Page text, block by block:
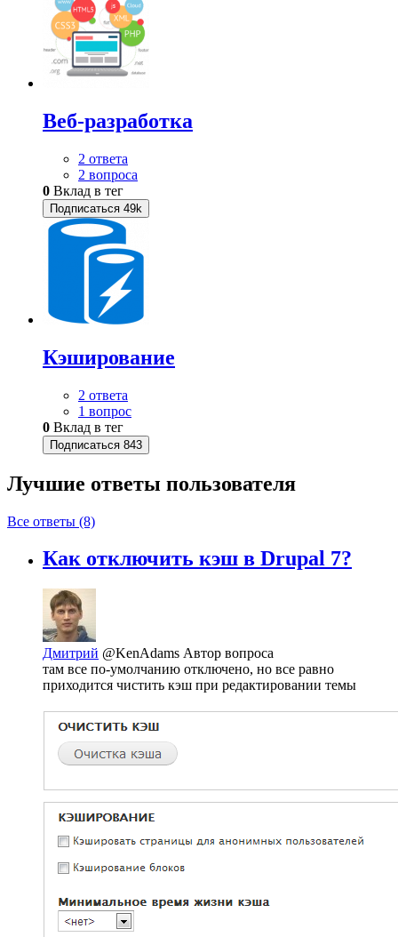
Веб-разработка
2 ответа
2 вопроса
0 Вклад в тег
Подписаться 49k
Кэширование
2 ответа
1 вопрос
0 Вклад в тег
Подписаться 843
Лучшие ответы пользователя
Все ответы (8)
Как отключить кэш в Drupal 7?
Дмитрий @KenAdams Автор вопроса
там все по-умолчанию отключено, но все равно
приходится чистить кэш при редактировании темы